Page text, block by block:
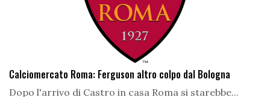
Calciomercato Roma: Ferguson altro colpo dal Bologna
Dopo l'arrivo di Castro in casa Roma si starebbe...